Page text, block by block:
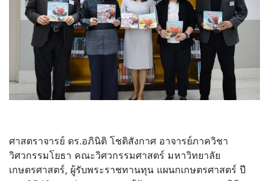
ศาสตราจารย์ ดร.อภินิติ โชติสังกาศ อาจารย์ภาควิชา
วิศวกรรมโยธา คณะวิศวกรรมศาสตร์ มหาวิทยาลัย
เกษตรศาสตร์, ผู้รับพระราชทานทุน แผนกเกษตรศาสตร์ ปี